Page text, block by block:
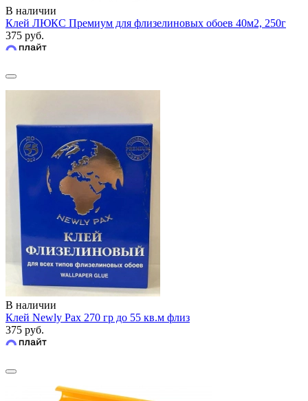
В наличии
Клей ЛЮКС Премиум для флизелиновых обоев 40м2, 250г
375 руб.
В наличии
Клей Newly Pax 270 гр до 55 кв.м флиз
375 руб.